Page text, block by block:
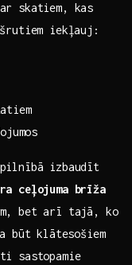
skatiem, kas
iekļauj:
pilnībā izbaudīt
ceļojuma brīža
bet arī tajā, ko
būt klātesošiem
sastopamie